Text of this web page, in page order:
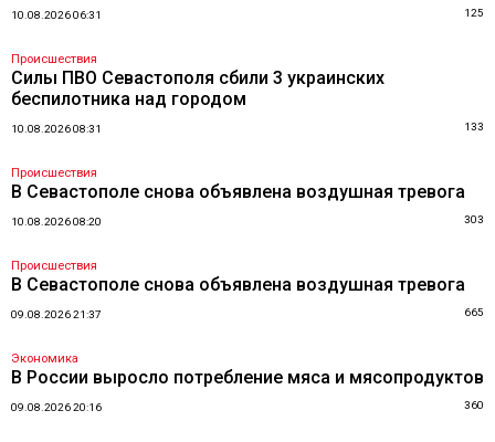
10.08.2026 06:31 125
Происшествия
Силы ПВО Севастополя сбили 3 украинских
беспилотника над городом
10.08.2026 08:31 133
Происшествия
В Севастополе снова объявлена воздушная тревога
10.08.2026 08:20 303
Происшествия
В Севастополе снова объявлена воздушная тревога
09.08.2026 21:37 665
Экономика
В России выросло потребление мяса и мясопродуктов
09.08.2026 20:16 360